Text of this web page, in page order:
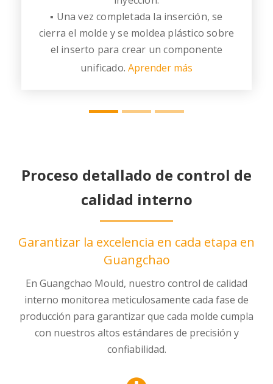
▪ Una vez completada la inserción, se
cierra el molde y se moldea plástico sobre
el inserto para crear un componente
unificado. Aprender más
Proceso detallado de control de
calidad interno
Garantizar la excelencia en cada etapa en
Guangchao
En Guangchao Mould, nuestro control de calidad
interno monitorea meticulosamente cada fase de
producción para garantizar que cada molde cumpla
con nuestros altos estándares de precisión y
confiabilidad.